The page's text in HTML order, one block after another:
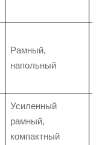
Рамный,
напольный
Усиленный
рамный,
компактный